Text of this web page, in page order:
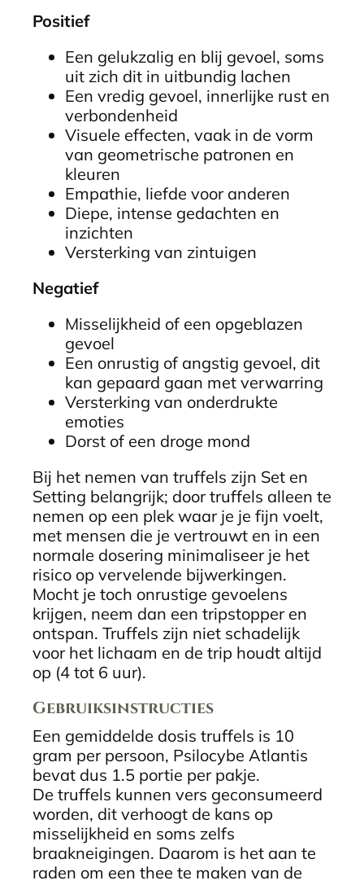
Positief
Een gelukzalig en blij gevoel, soms
uit zich dit in uitbundig lachen
Een vredig gevoel, innerlijke rust en
verbondenheid
Visuele effecten, vaak in de vorm
van geometrische patronen en
kleuren
Empathie, liefde voor anderen
Diepe, intense gedachten en
inzichten
Versterking van zintuigen
Negatief
Misselijkheid of een opgeblazen
gevoel
Een onrustig of angstig gevoel, dit
kan gepaard gaan met verwarring
Versterking van onderdrukte
emoties
Dorst of een droge mond
Bij het nemen van truffels zijn Set en
Setting belangrijk; door truffels alleen te
nemen op een plek waar je je fijn voelt,
met mensen die je vertrouwt en in een
normale dosering minimaliseer je het
risico op vervelende bijwerkingen.
Mocht je toch onrustige gevoelens
krijgen, neem dan een tripstopper en
ontspan. Truffels zijn niet schadelijk
voor het lichaam en de trip houdt altijd
op (4 tot 6 uur).
Gebruiksinstructies
Een gemiddelde dosis truffels is 10
gram per persoon, Psilocybe Atlantis
bevat dus 1.5 portie per pakje.
De truffels kunnen vers geconsumeerd
worden, dit verhoogt de kans op
misselijkheid en soms zelfs
braakneigingen. Daarom is het aan te
raden om een thee te maken van de